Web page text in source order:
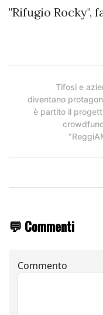
"Rifugio Rocky",
Tifosi e
diventano
è partito il
💬 Commenti